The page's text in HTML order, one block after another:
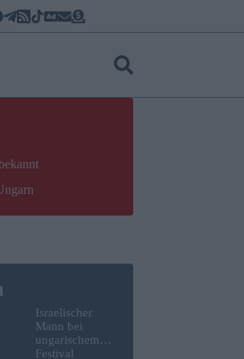
Israelischer
Mann bei
ungarischem
Festival